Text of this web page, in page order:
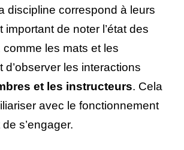
discipline correspond à leurs
important de noter l’état des
les mats et les
d’observer les interactions
et les instructeurs. Cela
avec le fonctionnement
s’engager.